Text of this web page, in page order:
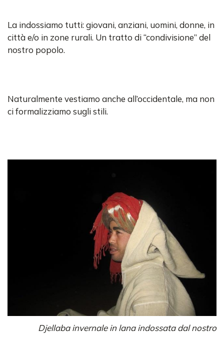
La indossiamo tutti: giovani, anziani, uomini, donne, in
città e/o in zone rurali. Un tratto di “condivisione” del
nostro popolo.
Naturalmente vestiamo anche all’occidentale, ma non
ci formalizziamo sugli stili.
Djellaba invernale in lana indossata dal nostro